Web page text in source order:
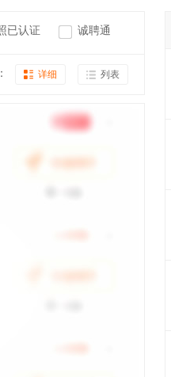
已认证 诚聘通
详细 列表